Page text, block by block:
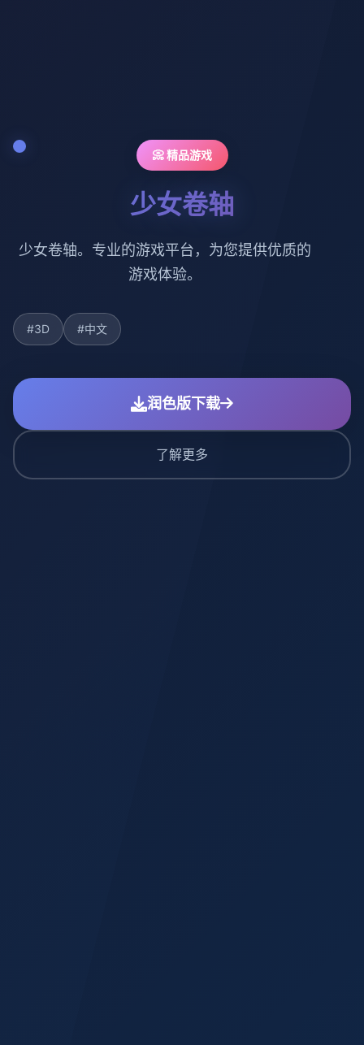
📀 精品游戏
少女卷轴
少女卷轴。专业的游戏平台，为您提供优质的
游戏体验。
#3D #中文
润色版下载
了解更多